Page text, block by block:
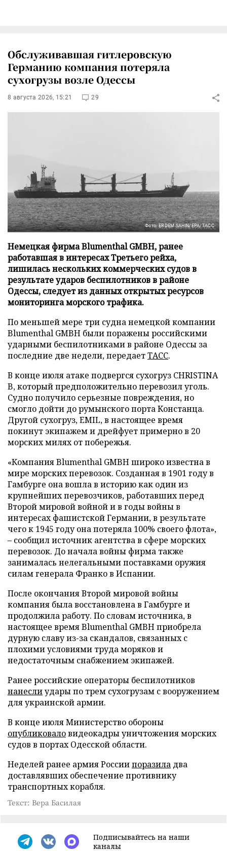
Обслуживавшая гитлеровскую
Германию компания потеряла
сухогрузы возле Одессы
8 августа 2026, 15:21 29
Фото: ERDEM SAHIN/EPA/ТАСС
Немецкая фирма Blumenthal GMBH, ранее
работавшая в интересах Третьего рейха,
лишилась нескольких коммерческих судов в
результате ударов беспилотников в районе
Одессы, следует из данных открытых ресурсов
мониторинга морского трафика.
По меньшей мере три судна немецкой компании
Blumenthal GMBH были поражены российскими
ударными беспилотниками в районе Одессы за
последние две недели, передаетТАСС.
В конце июля атаке подвергся сухогруз CHRISTINA
B, который предположительно перевозил уголь.
Судно получило серьезные повреждения, но
смогло дойти до румынского порта Констанца.
Другой сухогруз, EMIL, в настоящее время
покинут экипажем и дрейфует примерно в 20
морских милях от побережья.
«Компания Blumenthal GMBH широко известна в
мире морских перевозок. Созданная в 1901 году в
Гамбурге она вошла в историю как один из
крупнейших перевозчиков, работавших перед
Второй мировой войной и в годы войны в
интересах фашистской Германии, в результате
чего к 1945 году она потеряла 100% своего флота»,
– сообщил источник агентства в сфере морских
перевозок. До начала войны фирма также
занималась нелегальными поставками оружия
силам генерала Франко в Испании.
После окончания Второй мировой войны
компания была восстановлена в Гамбурге и
продолжила работу. По словам источника, в
настоящее время Blumenthal GMBH приобрела
дурную славу из-за скандалов, связанных с
плохими условиями труда моряков и
недостаточным снабжением экипажей.
Ранее российские операторы беспилотников
нанеслиудары по трем сухогрузам с вооружением
для украинской армии.
В конце июля Министерство обороны
опубликоваловидеокадры уничтожения морских
судов в портах Одесской области.
Неделей ранее армия Россиипоразила два
доставлявших обеспечение противнику
транспортных корабля.
Текст: Вера Басилая
Подписывайтесь на наши
каналы